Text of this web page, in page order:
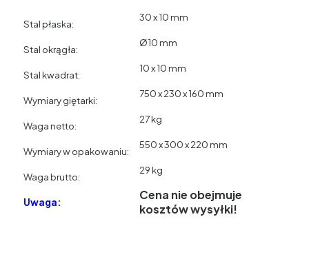
Stal płaska:
Stal okrągła:
Stal kwadrat:
Wymiary giętarki:
Waga netto:
Wymiary w opakowaniu:
Waga brutto:
Uwaga:
30 x 10 mm
Ø10 mm
10 x 10 mm
750 x 230 x 160 mm
27 kg
550 x 300 x 220 mm
29 kg
Cena nie obejmuje
kosztów wysyłki!